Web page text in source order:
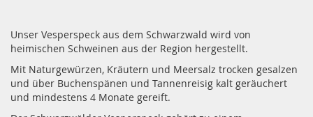
Unser Vesperspeck aus dem Schwarzwald wird von
heimischen Schweinen aus der Region hergestellt.
Mit Naturgewürzen, Kräutern und Meersalz trocken gesalzen
und über Buchenspänen und Tannenreisig kalt geräuchert
und mindestens 4 Monate gereift.